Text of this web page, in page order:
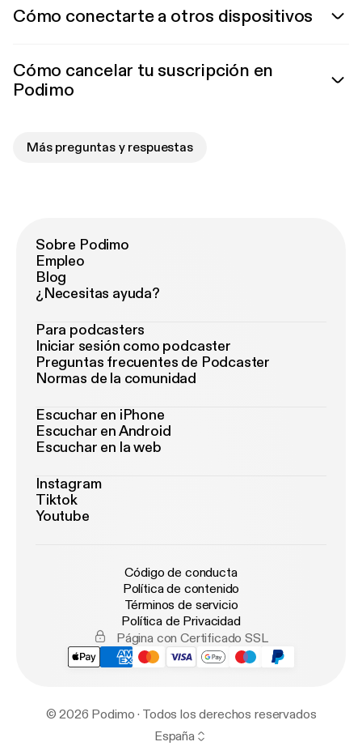
Cómo conectarte a otros dispositivos
Cómo cancelar tu suscripción en
Podimo
Más preguntas y respuestas
Sobre Podimo
Empleo
Blog
¿Necesitas ayuda?
Para podcasters
Iniciar sesión como podcaster
Preguntas frecuentes de Podcaster
Normas de la comunidad
Escuchar en iPhone
Escuchar en Android
Escuchar en la web
Instagram
Tiktok
Youtube
Código de conducta
Política de contenido
Términos de servicio
Política de Privacidad
Página con Certificado SSL
© 2026 Podimo · Todos los derechos reservados
España